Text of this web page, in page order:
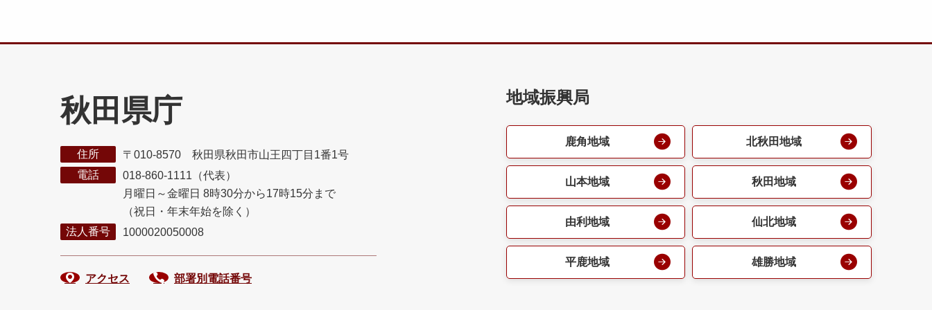
秋田県庁
住所
〒010-8570 秋田県秋田市山王四丁目1番1号
電話
018-860-1111（代表）
月曜日～金曜日 8時30分から17時15分まで
（祝日・年末年始を除く）
法人番号
1000020050008
アクセス 部署別電話番号
地域振興局
鹿角地域 北秋田地域
山本地域 秋田地域
由利地域 仙北地域
平鹿地域 雄勝地域